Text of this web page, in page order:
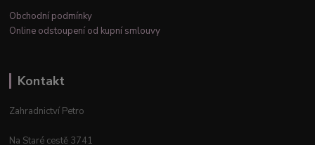
Obchodní podmínky
Online odstoupení od kupní smlouvy
Kontakt
Zahradnictví Petro
Na Staré cestě 3741